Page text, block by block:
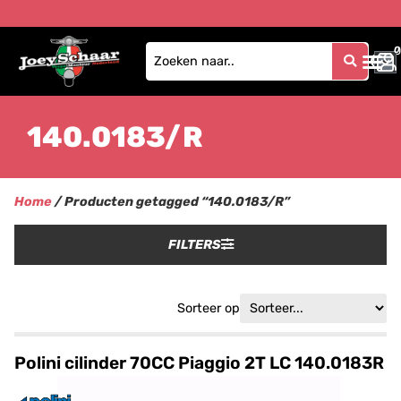
0
0
140.0183/R
Home/ Producten getagged “140.0183/R”
FILTERS
Sorteer op
Polini cilinder 70CC Piaggio 2T LC 140.0183R